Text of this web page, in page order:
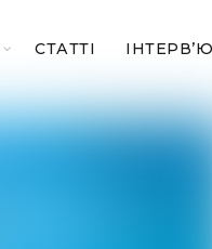
СТАТТІ ІНТЕРВ’Ю